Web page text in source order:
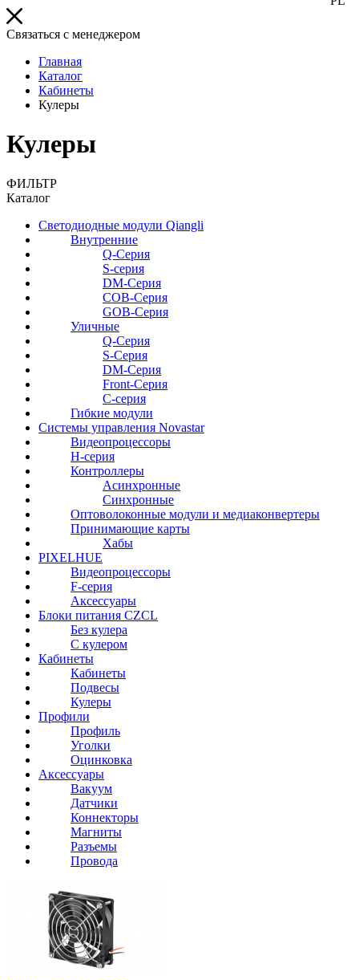
Связаться с менеджером
Главная
Каталог
Кабинеты
Кулеры
Кулеры
ФИЛЬТР
Каталог
Светодиодные модули Qiangli
Внутренние
Q-Серия
S-серия
DM-Серия
COB-Серия
GOB-Серия
Уличные
Q-Серия
S-Серия
DM-Серия
Front-Серия
С-серия
Гибкие модули
Системы управления Novastar
Видеопроцессоры
H-серия
Контроллеры
Асинхронные
Синхронные
Оптоволоконные модули и медиаконвертеры
Принимающие карты
Хабы
PIXELHUE
Видеопроцессоры
F-серия
Аксессуары
Блоки питания CZCL
Без кулера
С кулером
Кабинеты
Кабинеты
Подвесы
Кулеры
Профили
Профиль
Уголки
Оцинковка
Аксессуары
Вакуум
Датчики
Коннекторы
Магниты
Разъемы
Провода